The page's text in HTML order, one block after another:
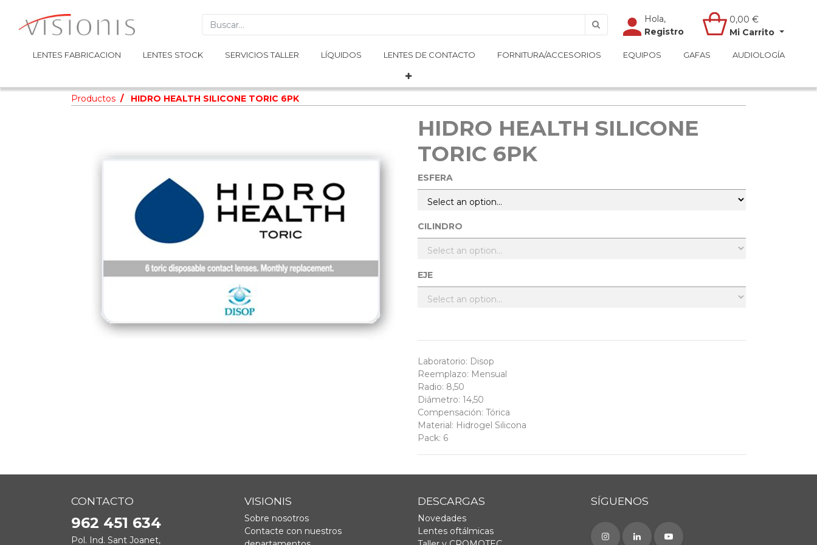
Hola,
Registro
0,00 €
Mi Carrito
LENTES FABRICACION LENTES STOCK SERVICIOS TALLER LÍQUIDOS LENTES DE CONTACTO FORNITURA/ACCESORIOS EQUIPOS GAFAS AUDIOLOGÍA
Hola,
Registro
0,00 €
Mi Carrito
LENTES FABRICACION LENTES STOCK SERVICIOS TALLER LÍQUIDOS LENTES DE CONTACTO FORNITURA/ACCESORIOS EQUIPOS GAFAS AUDIOLOGÍA
Productos HIDRO HEALTH SILICONE TORIC 6PK
HIDRO HEALTH SILICONE
TORIC 6PK
ESFERA
CILINDRO
EJE
Laboratorio: Disop
Reemplazo: Mensual
Radio: 8,50
Diámetro: 14,50
Compensación: Tórica
Material: Hidrogel Silicona
Pack: 6
CONTACTO
962 451 634
Pol. Ind. Sant Joanet,
VISIONIS
Sobre nosotros
Contacte con nuestros
DESCARGAS
Novedades
Lentes oftálmicas
SÍGUENOS